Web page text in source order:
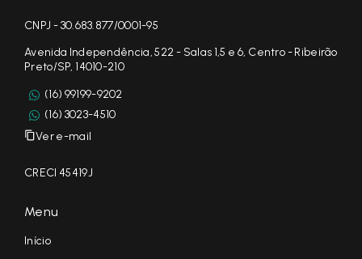
CNPJ - 30.683.877/0001-95
Avenida Independência, 522 - Salas 1,5 e 6, Centro - Ribeirão
Preto/SP, 14010-210
(16) 99199-9202
(16) 3023-4510
Ver e-mail
CRECI 45419J
Menu
Início